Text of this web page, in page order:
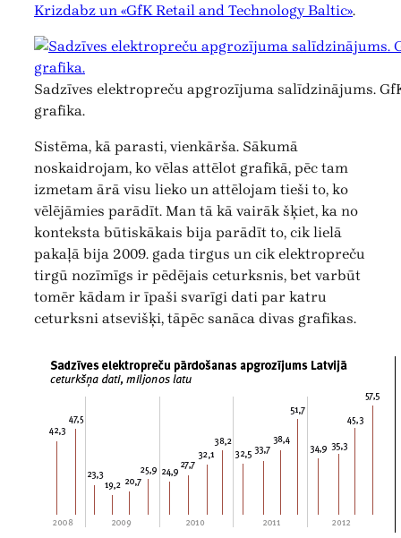
Krizdabz un «GfK Retail and Technology Baltic».
Sadzīves elektropreču apgrozījuma salīdzinājums.
grafika.
Sistēma, kā parasti, vienkārša. Sākumā
noskaidrojam, ko vēlas attēlot grafikā, pēc tam
izmetam ārā visu lieko un attēlojam tieši to, ko
vēlējāmies parādīt. Man tā kā vairāk šķiet, ka no
konteksta būtiskākais bija parādīt to, cik lielā
pakaļā bija 2009. gada tirgus un cik elektropreču
tirgū nozīmīgs ir pēdējais ceturksnis, bet varbūt
tomēr kādam ir īpaši svarīgi dati par katru
ceturksni atsevišķi, tāpēc sanāca divas grafikas.